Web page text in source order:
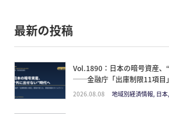
最新の投稿
Vol.1890：日本の暗号資産、
──金融庁「出庫制限11項目
衛のタイムライン
2026.08.08 地域別経済情報, 日